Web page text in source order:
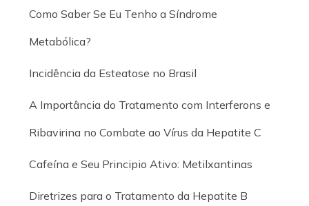
Como Saber Se Eu Tenho a Síndrome
Metabólica?
Incidência da Esteatose no Brasil
A Importância do Tratamento com Interferons e
Ribavirina no Combate ao Vírus da Hepatite C
Cafeína e Seu Principio Ativo: Metilxantinas
Diretrizes para o Tratamento da Hepatite B